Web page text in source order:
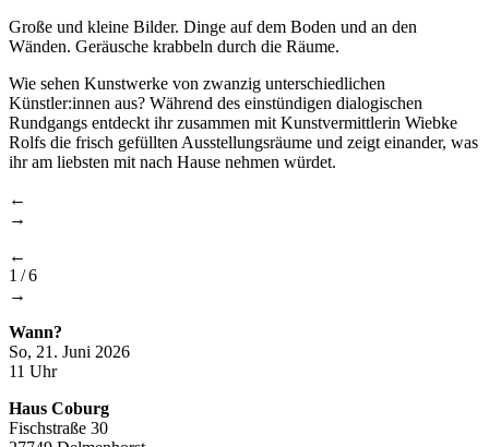
Große und kleine Bilder. Dinge auf dem Boden und an den
Wänden. Geräusche krabbeln durch die Räume.
Wie sehen Kunstwerke von zwanzig unterschiedlichen
Künstler:innen aus? Während des einstündigen dialogischen
Rundgangs entdeckt ihr zusammen mit Kunstvermittlerin Wiebke
Rolfs die frisch gefüllten Ausstellungsräume und zeigt einander, was
ihr am liebsten mit nach Hause nehmen würdet.
←
→
←
1 /6
→
Wann?
So, 21. Juni 2026
11 Uhr
Haus Coburg
Fischstraße 30